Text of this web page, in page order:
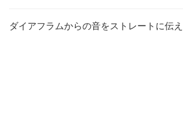
ダイアフラムからの音をストレートに伝